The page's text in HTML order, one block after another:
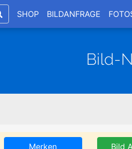
SHOP BILDANFRAGE
Bild-
Merken Bild